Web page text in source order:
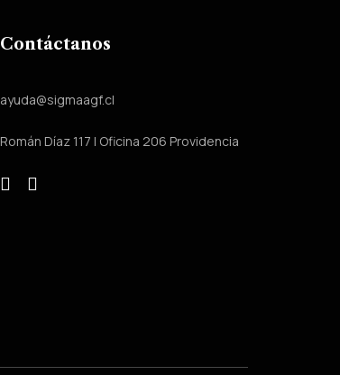
Contáctanos
ayuda@sigmaagf.cl
Román Díaz 117 | Oficina 206 Providencia